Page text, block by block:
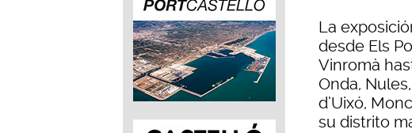
La
desde Els
Vinromà
Onda,
d’Uixó,
su distrito